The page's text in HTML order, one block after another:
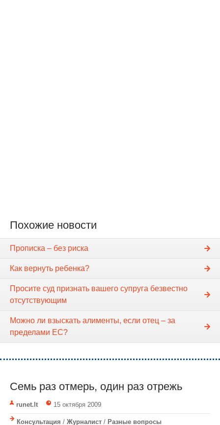
Похожие новости
Прописка – без риска
Как вернуть ребенка?
Просите суд признать вашего супруга безвестно
отсутствующим
Можно ли взыскать алименты, если отец – за
пределами ЕС?
Семь раз отмерь, один раз отрежь
runet.lt 15 октября 2009
Консультация / Журналист / Разные вопросы